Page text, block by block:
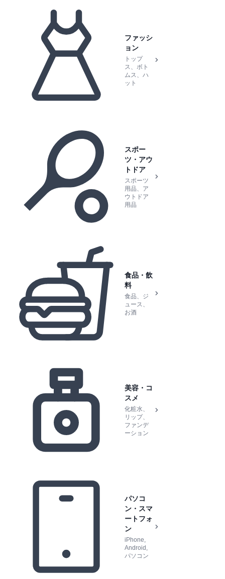
ファッシ
ョン
トップ
ス、ボト
ムス、ハ
ット
スポー
ツ・アウ
トドア
スポーツ
用品、ア
ウトドア
用品
食品・飲
料
食品、ジ
ュース、
お酒
美容・コ
スメ
化粧水、
リップ、
ファンデ
ーション
パソコ
ン・スマ
ートフォ
ン
iPhone,
Android,
パソコン